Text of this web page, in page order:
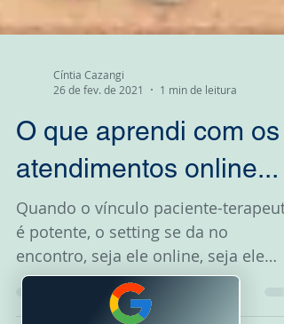
26 de fev. de 2021
1 min de leitura
O que aprendi com os
atendimentos online...
Quando o vínculo paciente-terapeuta
é potente, o setting se da no